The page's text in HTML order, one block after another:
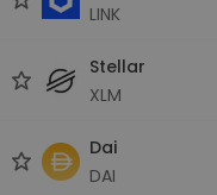
LINK
Stellar
XLM
Dai
DAI